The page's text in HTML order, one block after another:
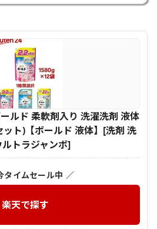
ルド 柔軟剤入り 洗濯洗剤 液体
ト)【ボールド 液体】[洗剤 洗
トラジャンボ]
タイムセール中 ／
楽天で探す